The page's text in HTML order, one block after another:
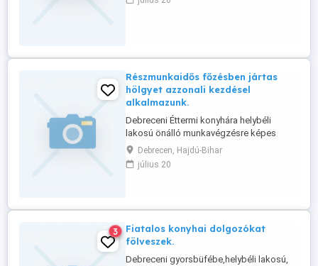
Részmunkaidős főzésben jártas
hölgyet azzonali kezdésel
alkalmazunk.
Debreceni Éttermi konyhára helybéli
lakosú önálló munkavégzésre képes
menü főzésben jártas hölgy dolgozókat
részmunkaidős beosztással heti 2-3
napra fölveszünk. Telefonon hívjanak. Érd:
Debrecen, Hajdú-Bihar
július 20
3
Fiatalos konyhai dolgozókat
fölveszek.
Debreceni gyorsbüfébe,helybéli lakosú,